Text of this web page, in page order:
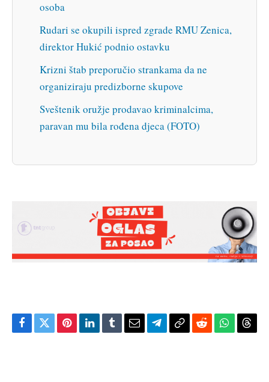
osoba
Rudari se okupili ispred zgrade RMU Zenica,
direktor Hukić podnio ostavku
Krizni štab preporučio strankama da ne
organiziraju predizborne skupove
Sveštenik oružje prodavao kriminalcima,
paravan mu bila rođena djeca (FOTO)
Facebook
TwitterPinterestLinkedIn
TumblrEmailTelegram
CopyReddit